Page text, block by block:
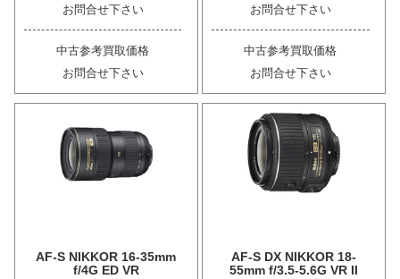
お問合せ下さい
中古参考買取価格
お問合せ下さい
お問合せ下さい
中古参考買取価格
お問合せ下さい
AF-S NIKKOR 16-35mm
f/4G ED VR
AF-S DX NIKKOR 18-
55mm f/3.5-5.6G VR II